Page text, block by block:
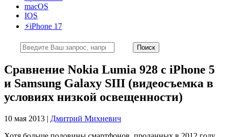
macOS
IOS
⚡️iPhone 17
Сравнение Nokia Lumia 928 с iPhone 5
и Samsung Galaxy SIII (видеосъемка в
условиях низкой освещенности)
10 мая 2013 | Дмитрий Михневич